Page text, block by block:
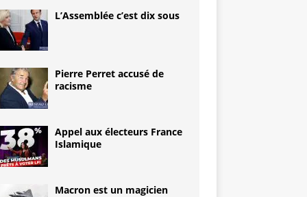
L’Assemblée c’est dix sous
Pierre Perret accusé de
racisme
Appel aux électeurs France
Islamique
Macron est un magicien